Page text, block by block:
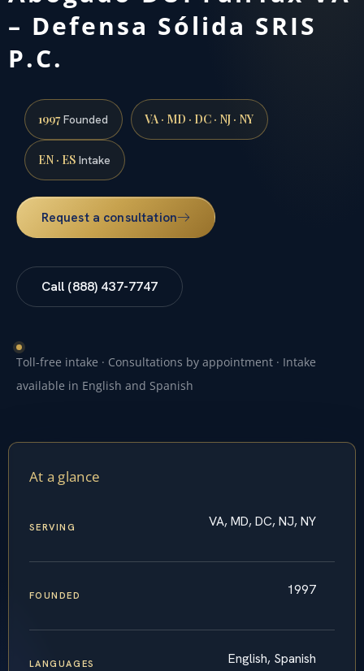
– Defensa Sólida SRIS
P.C.
1997Founded VA · MD · DC · NJ · NY
EN · ES Intake
Request a consultation
Call (888) 437-7747
Toll-free intake · Consultations by appointment · Intake
available in English and Spanish
At a glance
SERVING VA, MD, DC, NJ, NY
FOUNDED 1997
LANGUAGES English, Spanish